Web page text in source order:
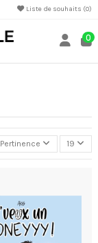
Liste de souhaits (0)
0
Pertinence 19